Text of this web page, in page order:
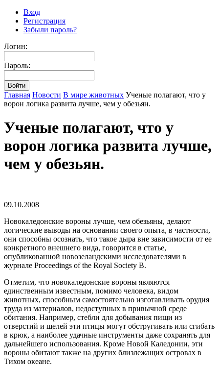
Вход
Регистрация
Забыли пароль?
Логин:
Пароль:
Главная Новости В мире животных Ученые полагают, что у
ворон логика развита лучше, чем у обезьян.
Ученые полагают, что у
ворон логика развита лучше,
чем у обезьян.
09.10.2008
Новокаледонские вороны лучше, чем обезьяны, делают
логические выводы на основании своего опыта, в частности,
они способны осознать, что такое дыра вне зависимости от ее
конкретного внешнего вида, говорится в статье,
опубликованной новозеландскими исследователями в
журнале Proceedings of the Royal Society B.
Отметим, что новокаледонские вороны являются
единственным известным, помимо человека, видом
животных, способным самостоятельно изготавливать орудия
труда из материалов, недоступных в привычной среде
обитания. Например, стебли для добывания пищи из
отверстий и щелей эти птицы могут обстругивать или сгибать
в крюк, а наиболее удачные инструменты даже сохранять для
дальнейшего использования. Кроме Новой Каледонии, эти
вороны обитают также на других близлежащих островах в
Тихом океане.